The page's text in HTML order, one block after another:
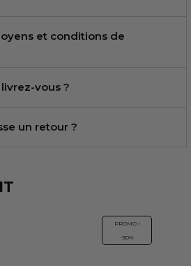
et conditions de
vous ?
un retour ?
PROMO !
-30%